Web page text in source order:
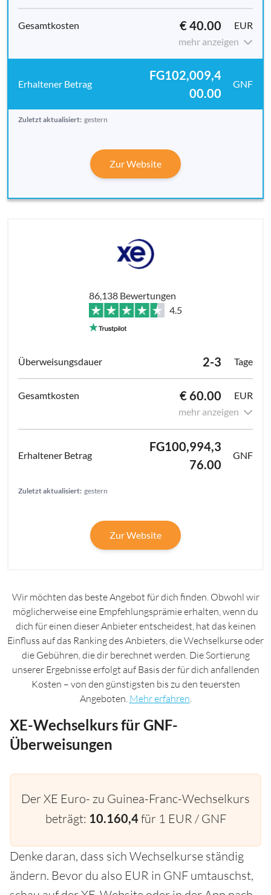
€ 40.00
EUR
mehr anzeigen
FG102,009,4
00.00
GNF
Zuletzt aktualisiert: gestern
Zur Website
86,138 Bewertungen
4.5
2-3 Tage
€ 60.00
EUR
mehr anzeigen
FG100,994,3
76.00
GNF
Zuletzt aktualisiert: gestern
Zur Website
Wir möchten das beste Angebot für dich finden. Obwohl wir
möglicherweise eine Empfehlungsprämie erhalten, wenn du
dich für einen dieser Anbieter entscheidest, hat das keinen
Einfluss auf das Ranking des Anbieters, die Wechselkurse oder
die Gebühren, die dir berechnet werden. Die Sortierung
unserer Ergebnisse erfolgt auf Basis der für dich anfallenden
Kosten – von den günstigsten bis zu den teuersten
Angeboten. Mehr erfahren.
XE-Wechselkurs für GNF-
Überweisungen
Der XE Euro- zu Guinea-Franc-Wechselkurs
beträgt: 10.160,4für 1 EUR / GNF
Denke daran, dass sich Wechselkurse ständig
ändern. Bevor du also EUR in GNF umtauschst,